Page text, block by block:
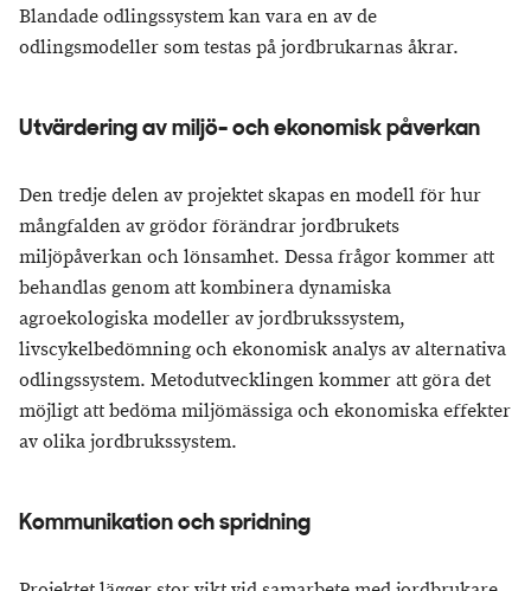
Blandade odlingssystem kan vara en av de
odlingsmodeller som testas på jordbrukarnas åkrar.
Utvärdering av miljö- och ekonomisk påverkan
Den tredje delen av projektet skapas en modell för hur
mångfalden av grödor förändrar jordbrukets
miljöpåverkan och lönsamhet. Dessa frågor kommer att
behandlas genom att kombinera dynamiska
agroekologiska modeller av jordbrukssystem,
livscykelbedömning och ekonomisk analys av alternativa
odlingssystem. Metodutvecklingen kommer att göra det
möjligt att bedöma miljömässiga och ekonomiska effekter
av olika jordbrukssystem.
Kommunikation och spridning